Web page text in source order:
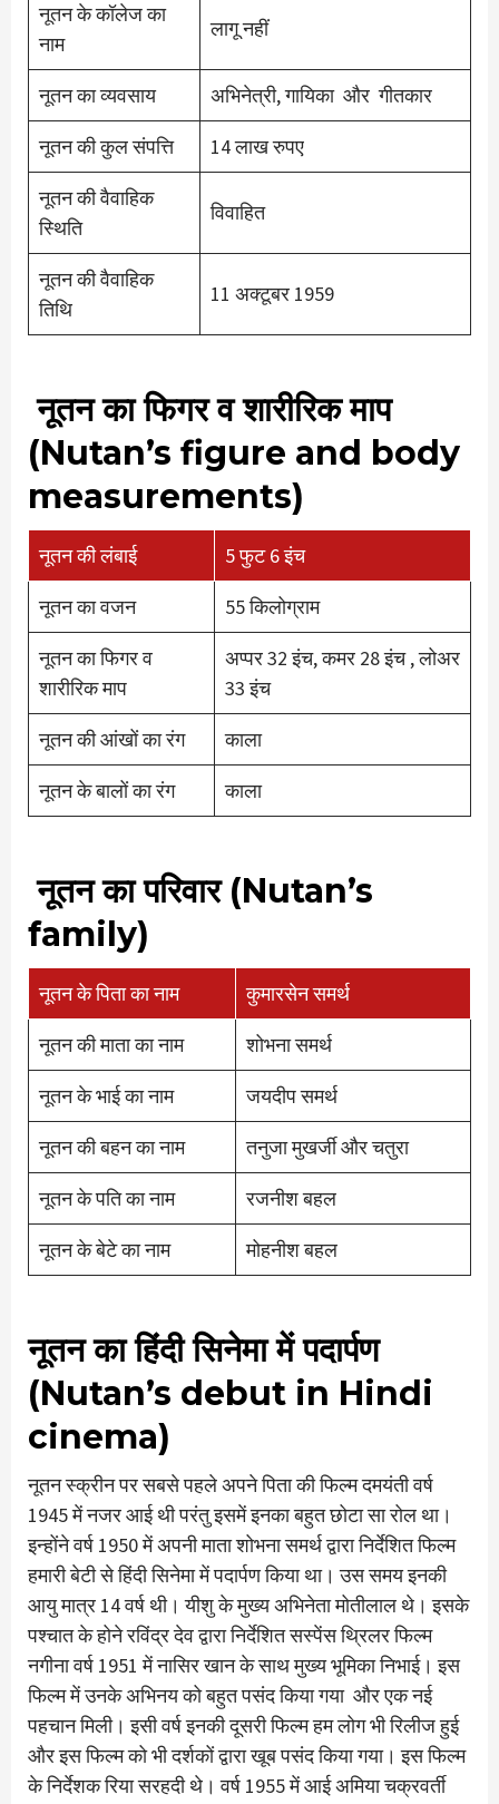
नूतन के कॉलेज का
नाम
लागू नहीं
नूतन का व्यवसाय
अभिनेत्री, गायिका और गीतकार
नूतन की कुल संपत्ति
14 लाख रुपए
नूतन की वैवाहिक
स्थिति
विवाहित
नूतन की वैवाहिक
तिथि
11 अक्टूबर 1959
नूतन का फिगर व शारीरिक माप
(Nutan’s figure and body
measurements)
नूतन की लंबाई
5 फुट 6 इंच
नूतन का वजन
55 किलोग्राम
नूतन का फिगर व
शारीरिक माप
अप्पर 32 इंच, कमर 28 इंच , लोअर
33 इंच
नूतन की आंखों का रंग
काला
नूतन के बालों का रंग
काला
नूतन का परिवार (Nutan’s
family)
नूतन के पिता का नाम
कुमारसेन समर्थ
नूतन की माता का नाम
शोभना समर्थ
नूतन के भाई का नाम
जयदीप समर्थ
नूतन की बहन का नाम
तनुजा मुखर्जी और चतुरा
नूतन के पति का नाम
रजनीश बहल
नूतन के बेटे का नाम
मोहनीश बहल
नूतन का हिंदी सिनेमा में पदार्पण
(Nutan’s debut in Hindi
cinema)
नूतन स्क्रीन पर सबसे पहले अपने पिता की फिल्म दमयंती वर्ष
1945 में नजर आई थी परंतु इसमें इनका बहुत छोटा सा रोल था।
इन्होंने वर्ष 1950 में अपनी माता शोभना समर्थ द्वारा निर्देशित फिल्म
हमारी बेटी से हिंदी सिनेमा में पदार्पण किया था। उस समय इनकी
आयु मात्र 14 वर्ष थी। यीशु के मुख्य अभिनेता मोतीलाल थे। इसके
पश्चात के होने रविंद्र देव द्वारा निर्देशित सस्पेंस थ्रिलर फिल्म
नगीना वर्ष 1951 में नासिर खान के साथ मुख्य भूमिका निभाई। इस
फिल्म में उनके अभिनय को बहुत पसंद किया गया और एक नई
पहचान मिली। इसी वर्ष इनकी दूसरी फिल्म हम लोग भी रिलीज हुई
और इस फिल्म को भी दर्शकों द्वारा खूब पसंद किया गया। इस फिल्म
के निर्देशक रिया सरहदी थे। वर्ष 1955 में आई अमिया चक्रवर्ती